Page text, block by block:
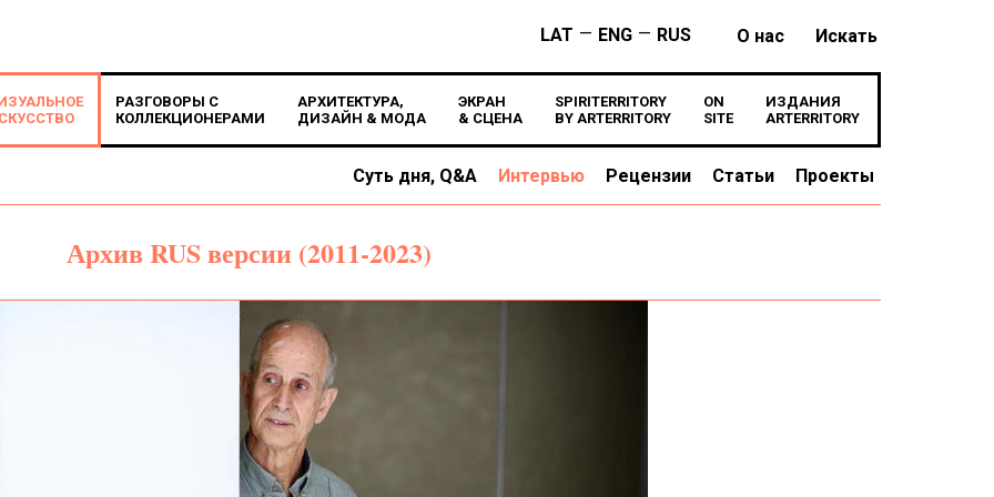
О нас Искать
LAT — ENG — RUS
РАЗГОВОРЫ С
КОЛЛЕКЦИОНЕРАМИ
АРХИТЕКТУРА,
ДИЗАЙН & МОДА
ЭКРАН
& СЦЕНА
SPIRITERRITORY
BY ARTERRITORY
ON
SITE
ИЗДАНИЯ
ARTERRITORY
Суть дня, Q&A Интервью Рецензии Статьи Проекты
Архив RUS версии (2011-2023)